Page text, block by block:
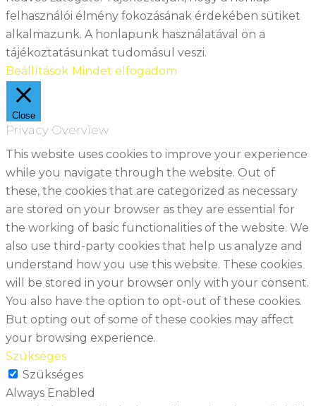
felhasználói élmény fokozásának érdekében sütiket
alkalmazunk. A honlapunk használatával ön a
tájékoztatásunkat tudomásul veszi.
Beállítások Mindet elfogadom
Close
Privacy Overview
This website uses cookies to improve your experience
while you navigate through the website. Out of
these, the cookies that are categorized as necessary
are stored on your browser as they are essential for
the working of basic functionalities of the website. We
also use third-party cookies that help us analyze and
understand how you use this website. These cookies
will be stored in your browser only with your consent.
You also have the option to opt-out of these cookies.
But opting out of some of these cookies may affect
your browsing experience.
Szükséges
Szükséges
Always Enabled